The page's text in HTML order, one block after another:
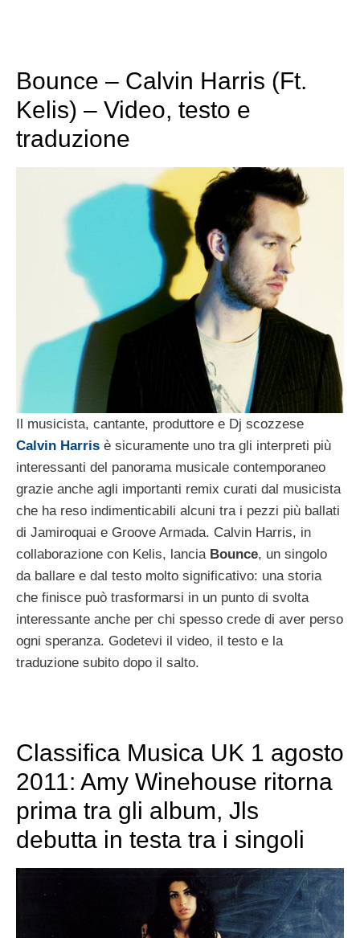
Bounce – Calvin Harris (Ft.
Kelis) – Video, testo e
traduzione
Il musicista, cantante, produttore e Dj scozzese
Calvin Harris è sicuramente uno tra gli interpreti più
interessanti del panorama musicale contemporaneo
grazie anche agli importanti remix curati dal musicista
che ha reso indimenticabili alcuni tra i pezzi più ballati
di Jamiroquai e Groove Armada. Calvin Harris, in
collaborazione con Kelis, lancia Bounce, un singolo
da ballare e dal testo molto significativo: una storia
che finisce può trasformarsi in un punto di svolta
interessante anche per chi spesso crede di aver perso
ogni speranza. Godetevi il video, il testo e la
traduzione subito dopo il salto.
Classifica Musica UK 1 agosto
2011: Amy Winehouse ritorna
prima tra gli album, Jls
debutta in testa tra i singoli